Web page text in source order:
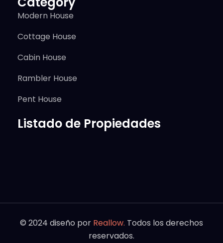
Modern House
Cottage House
Cabin House
Rambler House
Pent House
Listado de Propiedades
© 2024 diseño por Reallow. Todos los derechos
reservados.